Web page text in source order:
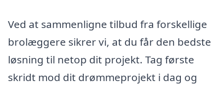
Ved at sammenligne tilbud fra forskellige
brolæggere sikrer vi, at du får den bedste
løsning til netop dit projekt. Tag første
skridt mod dit drømmeprojekt i dag og